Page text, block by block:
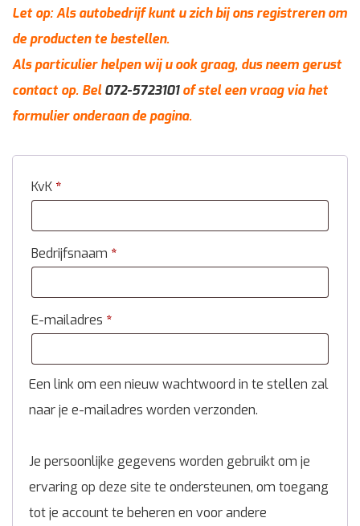
Let op: Als autobedrijf kunt u zich bij ons registreren om
de producten te bestellen.
Als particulier helpen wij u ook graag, dus neem gerust
contact op. Bel072-5723101of stel een vraag via het
formulier onderaan de pagina.
KvK *
Bedrijfsnaam *
E-mailadres *
Een link om een nieuw wachtwoord in te stellen zal
naar je e-mailadres worden verzonden.
Je persoonlijke gegevens worden gebruikt om je
ervaring op deze site te ondersteunen, om toegang
tot je account te beheren en voor andere